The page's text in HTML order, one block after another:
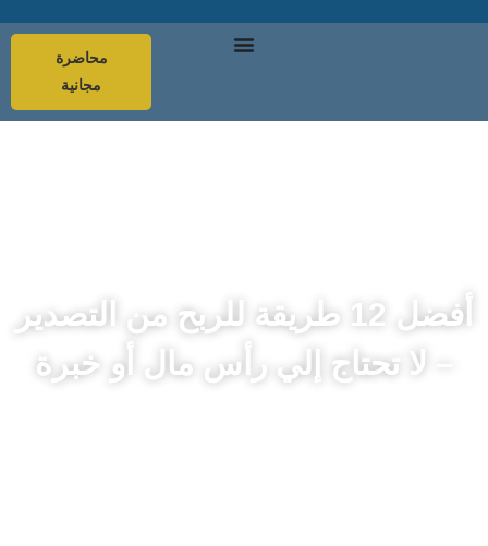
محاضرة
مجانية
أفضل 12 طريقة للربح من التصدير
– لا تحتاج إلي رأس مال أو خبرة